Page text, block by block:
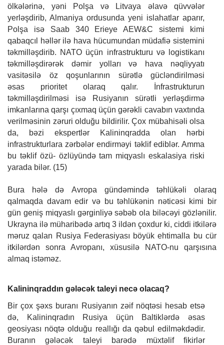
ölkələrinə, yəni Polşa və Litvaya əlavə qüvvələr
yerləşdirib, Almaniya ordusunda yeni islahatlar aparır,
Polşa isə Saab 340 Erieye AEW&C sistemi kimi
qabaqcıl həllər ilə hava hücumundan müdafiə sistemini
təkmilləşdirib. NATO üçün infrastrukturu və logistikanı
təkmilləşdirərək dəmir yolları və hava nəqliyyatı
vasitəsilə öz qoşunlarının sürətlə gücləndirilməsi
əsas prioritet olaraq qalır. İnfrastrukturun
təkmilləşdirilməsi isə Rusiyanın sürətli yerləşdirmə
imkanlarına qarşı çıxmaq üçün gərəkli cavabın vaxtında
verilməsinin zəruri olduğu bildirilir. Çox mübahisəli olsa
da, bəzi ekspertlər Kalininqradda olan hərbi
infrastrukturlara zərbələr endirməyi təklif ediblər. Amma
bu təklif özü- özlüyündə tam miqyaslı eskalasiya riski
yarada bilər. (15)
Bura hələ də Avropa gündəmində təhlükəli olaraq
qalmaqda davam edir və bu təhlükənin nəticəsi kimi bir
gün geniş miqyaslı gərginliyə səbəb ola biləcəyi gözlənilir.
Ukrayna ilə müharibədə artıq 3 ildən çoxdur ki, ciddi itkilərə
məruz qalan Rusiya Federasiyası böyük ehtimalla bu cür
itkilərdən sonra Avropanı, xüsusilə NATO-nu qarşısına
almaq istəməz.
Kalininqraddın gələcək taleyi necə olacaq?
Bir çox şəxs buranı Rusiyanın zəif nöqtəsi hesab etsə
də, Kalininqradın Rusiya üçün Baltiklərdə əsas
geosiyası nöqtə olduğu reallığı da qəbul edilməkdədir.
Buranın gələcək taleyi barədə müxtəlif fikirlər